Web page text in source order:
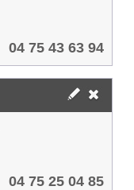
04 75 43 63 94
04 75 25 04 85